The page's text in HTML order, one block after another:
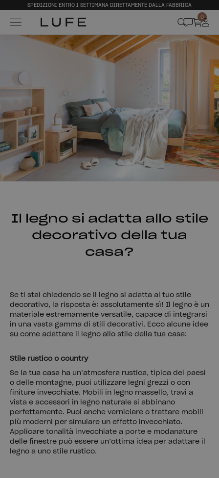
SPEDIZIONI ENTRO 1 SETTIMANA DIRETTAMENTE DALLA FABBRICA
0
Il legno si adatta allo stile
decorativo della tua
casa?
Se ti stai chiedendo se il legno si adatta al tuo stile
decorativo, la risposta è: assolutamente sì! Il legno è un
materiale estremamente versatile, capace di integrarsi
in una vasta gamma di stili decorativi. Ecco alcune idee
su come adattare il legno allo stile della tua casa:
Stile rustico o country
Se la tua casa ha un’atmosfera rustica, tipica dei paesi
o delle montagne, puoi utilizzare legni grezzi o con
finiture invecchiate. Mobili in legno massello, travi a
vista e accessori in legno naturale si abbinano
perfettamente. Puoi anche verniciare o trattare mobili
più moderni per simulare un effetto invecchiato.
Applicare tonalità invecchiate a porte e modanature
delle finestre può essere un’ottima idea per adattare il
legno a uno stile rustico.